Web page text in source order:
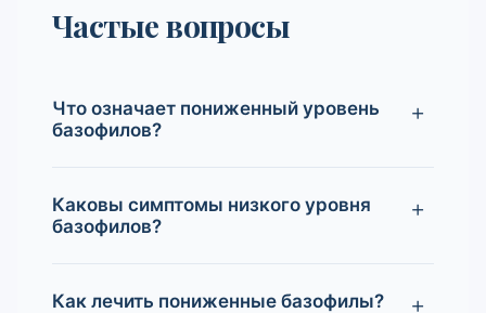
Частые вопросы
Что означает пониженный уровень
базофилов?
Каковы симптомы низкого уровня
базофилов?
Как лечить пониженные базофилы?